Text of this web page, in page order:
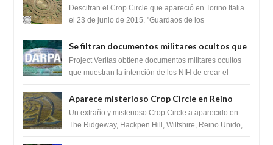
del Crop Circle de Torino ,Italia
Descifran el Crop Circle que apareció en Torino Italia
el 23 de junio de 2015. "Guardaos de los
Se filtran documentos militares ocultos que
muestran la intención de los NIH de crear el
SARS-CoV-2, utilizando la investigación de
Project Veritas obtiene documentos militares ocultos
que muestran la intención de los NIH de crear el
Aparece misterioso Crop Circle en Reino
Unido 23 de junio 2016
Un extraño y misterioso Crop Circle a aparecido en
The Ridgeway, Hackpen Hill, Wiltshire, Reino Unido,